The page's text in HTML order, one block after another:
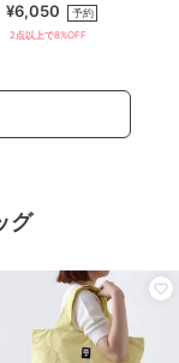
ド 【MARY QUANT】
¥6,050 予約
2点以上で8%OFF
グ